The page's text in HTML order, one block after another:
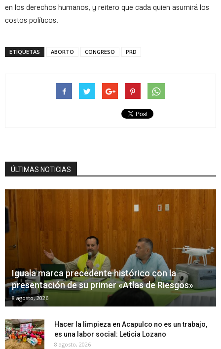
en los derechos humanos, y reitero que cada quien asumirá los
costos políticos.
ETIQUETAS ABORTO CONGRESO PRD
ÚLTIMAS NOTICIAS
Iguala marca precedente histórico con la
presentación de su primer «Atlas de Riesgos»
8 agosto, 2026
Hacer la limpieza en Acapulco no es un trabajo,
es una labor social: Leticia Lozano
8 agosto, 2026